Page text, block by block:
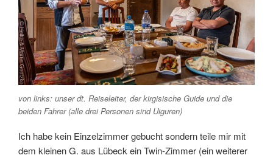
von links: unser dt. Reiseleiter, der kirgisische Guide und die
beiden Fahrer (alle drei Personen sind Uiguren)
Ich habe kein Einzelzimmer gebucht sondern teile mir mit
dem kleinen G. aus Lübeck ein Twin-Zimmer (ein weiterer